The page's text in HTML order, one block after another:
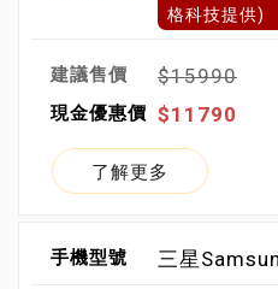
格科技提供)
$15990
$11790
了解更多
三星